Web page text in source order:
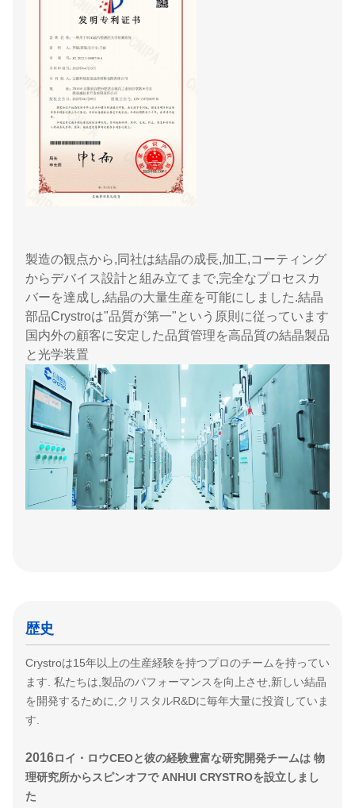
製造の観点から,同社は結晶の成長,加工,コーティング
からデバイス設計と組み立てまで,完全なプロセスカ
バーを達成し,結晶の大量生産を可能にしました.結晶
部品Crystroは"品質が第一"という原則に従っています
国内外の顧客に安定した品質管理を高品質の結晶製品
と光学装置
歴史
Crystroは15年以上の生産経験を持つプロのチームを持ってい
ます. 私たちは,製品のパフォーマンスを向上させ,新しい結晶
を開発するために,クリスタルR&Dに毎年大量に投資していま
す.
2016ロイ・ロウCEOと彼の経験豊富な研究開発チームは 物
理研究所からスピンオフで ANHUI CRYSTROを設立しまし
た